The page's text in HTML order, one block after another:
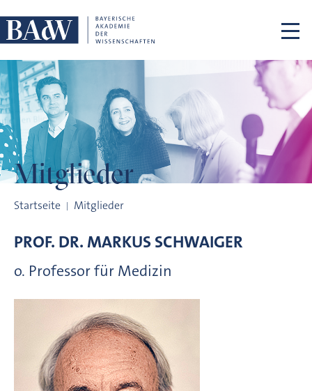
Mitglieder
Startseite Mitglieder
PROF. DR.MARKUSSCHWAIGER
o. Professor für Medizin